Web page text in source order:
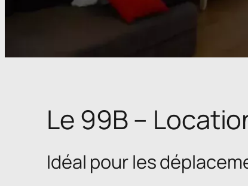
Le 99B –
Idéal pour les